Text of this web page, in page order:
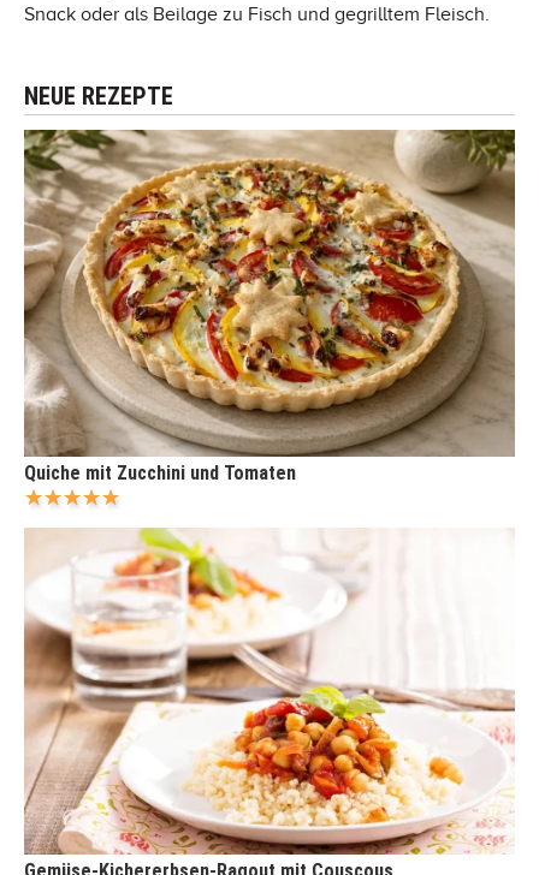
Snack oder als Beilage zu Fisch und gegrilltem Fleisch.
NEUE REZEPTE
Quiche mit Zucchini und Tomaten
Gemüse-Kichererbsen-Ragout mit Couscous